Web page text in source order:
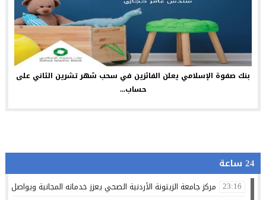
بنك صفوة الإسلامي يعلن الفائزين في سحب شهر تشرين الثاني على
حساب...
24 ساعة
23:16 مركز جامعة الزيتونة الأردنية الصحي يعزز خدماته المجانية ويواصل